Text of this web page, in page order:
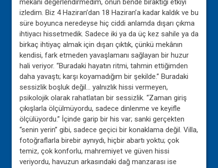
mekânı değerlendirmedim, onun bende bıraktığı etkiyi
izledim. Biz 4 Haziran’dan 18 Haziran’a kadar kaldık ve bu
süre boyunca neredeyse hiç ciddi anlamda dışarı çıkma
ihtiyacı hissetmedik. Sadece iki ya da üç kez sahile ya da
birkaç ihtiyaç almak için dışarı çıktık, çünkü mekânın
kendisi, fark etmeden yavaşlamanı sağlayan bir huzur
hali veriyor. “Buradaki hayatın ritmi, tahmin ettiğimden
daha yavaştı; karşı koyamadığım bir şekilde.” Buradaki
sessizlik boşluk değil… yalnızlık hissi vermeyen,
psikolojik olarak rahatlatan bir sessizlik. “Zaman giriş
çıkışlarla ölçülmüyordu, sadece dinlenme ve keyifle
ölçülüyordu.” İçinde garip bir his var; sanki gerçekten
“senin yerin” gibi, sadece geçici bir konaklama değil. Villa,
fotoğraflarla birebir aynıydı, hiçbir abartı yoktu; çok
temiz, çok konforlu, mahremiyet ve güven hissi
veriyordu, havuzun arkasındaki dağ manzarası ise